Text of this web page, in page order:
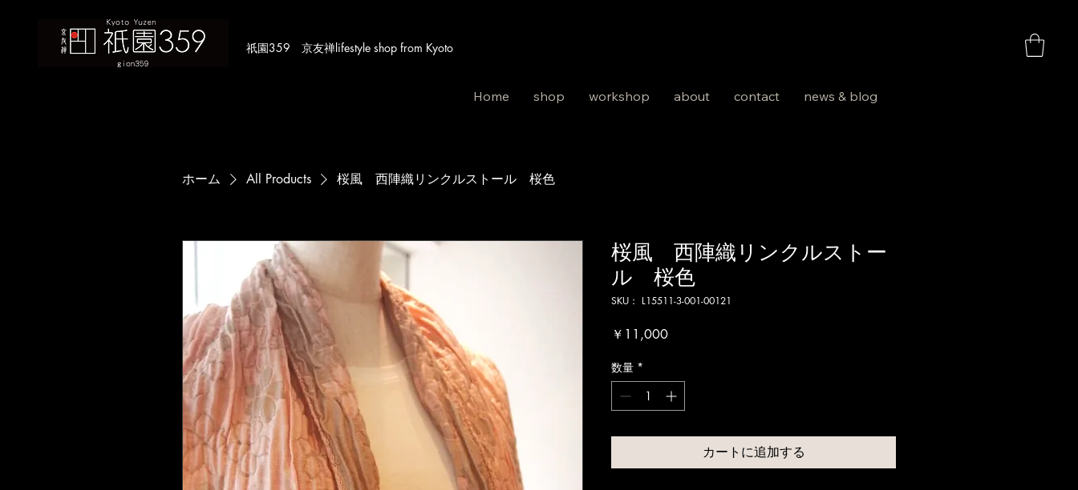
​祇園359 京友禅lifestyle shop from Kyoto
Home shop workshop about contact news & blog
ホーム All Products 桜風 西陣織リンクルストール 桜色
桜風 西陣織リンクルストー
ル 桜色
SKU： L15511-3-001-00121
￥11,000価
数量 *
カートに追加する